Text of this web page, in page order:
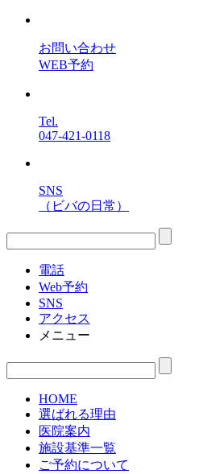
お問い合わせ
WEB予約
Tel.
047-421-0118
SNS
（ビバの日常）
電話
Web予約
SNS
アクセス
メニュー
HOME
選ばれる理由
医院案内
施設基準一覧
ご予約について